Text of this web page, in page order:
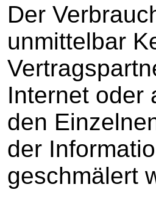
Der
unmittelbar
Internet oder
den
der
geschmälert